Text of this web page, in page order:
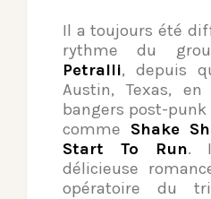
Il a toujours été
rythme du
Petralli, depuis
Austin, Texas,
bangers post-
comme Shake
Start To Run.
délicieuse
opératoire du